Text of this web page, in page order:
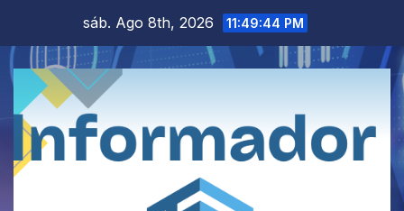
contenido
sáb. Ago 8th, 2026 11:49:44 PM